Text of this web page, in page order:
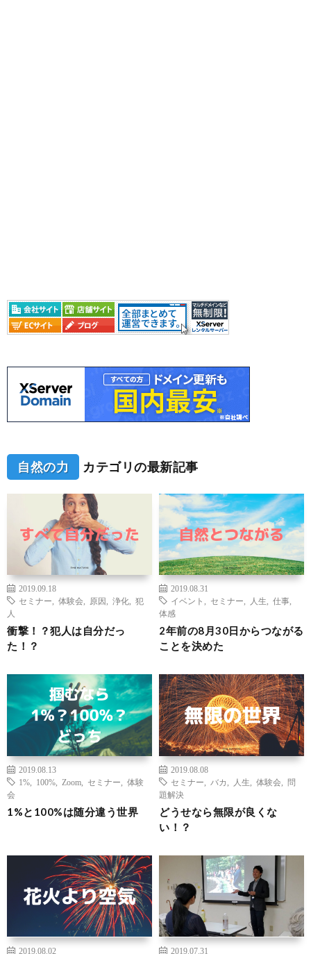
自然の力 カテゴリの最新記事
2019.09.18
セミナー
体験会 原因 浄化
犯
人
衝撃！？犯人は自分だっ
た！？
2019.08.31
イベント
セミナー 人生 仕事
体感
2年前の8月30日からつながる
ことを決めた
2019.08.13
1%
100% Zoom セミナー
体験
会
1%と100%は随分違う世界
2019.08.08
セミナー
バカ 人生 体験会
問
題解決
どうせなら無限が良くな
い！？
2019.08.02
2019.07.31